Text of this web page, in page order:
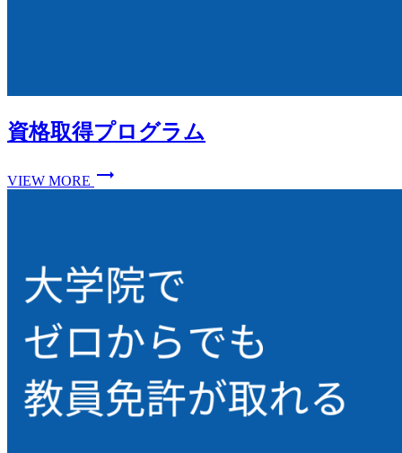
資格取得プログラム
VIEW MORE trending_flat